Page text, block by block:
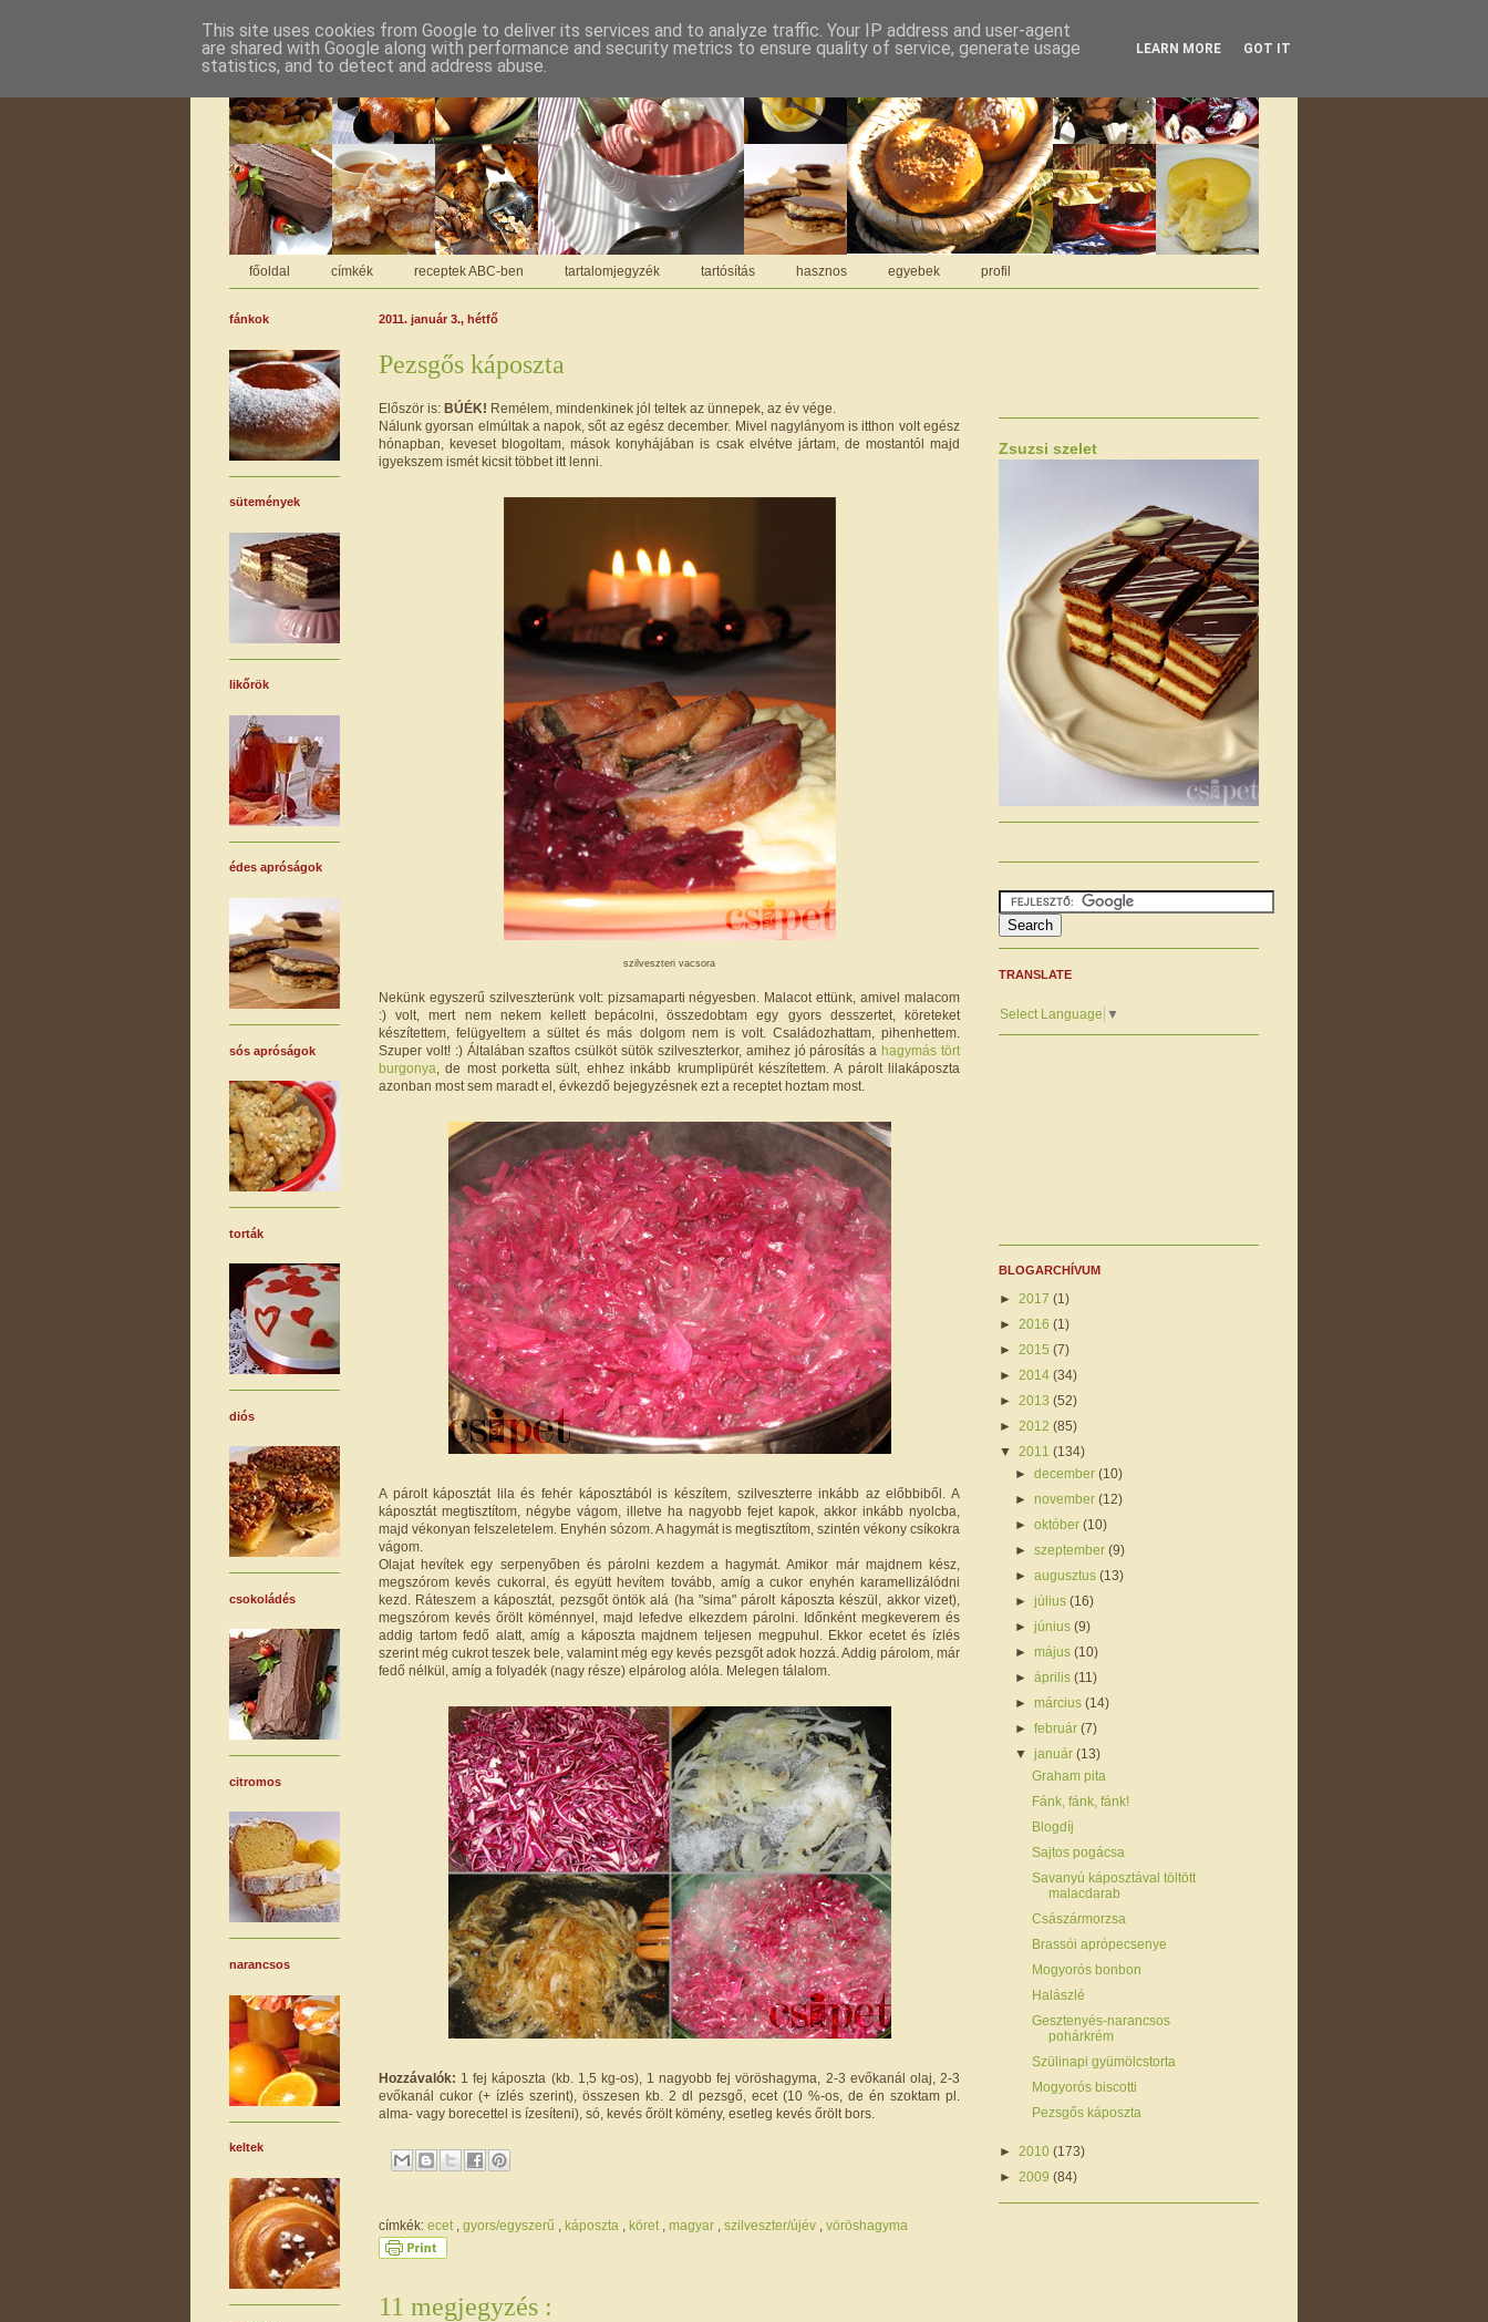
főoldal címkék receptek ABC-ben tartalomjegyzék tartósítás hasznos egyebek profil
2011. január 3., hétfő
Pezsgős káposzta
Először is: BÚÉK! Remélem, mindenkinek jól teltek az ünnepek, az év vége.
Nálunk gyorsan elmúltak a napok, sőt az egész december. Mivel nagylányom is itthon volt egész
hónapban, keveset blogoltam, mások konyhájában is csak elvétve jártam, de mostantól majd
igyekszem ismét kicsit többet itt lenni.
szilveszteri vacsora
Nekünk egyszerű szilveszterünk volt: pizsamaparti négyesben. Malacot ettünk, amivel malacom
:) volt, mert nem nekem kellett bepácolni, összedobtam egy gyors desszertet, köreteket
készítettem, felügyeltem a sültet és más dolgom nem is volt. Családozhattam, pihenhettem.
Szuper volt! :) Általában szaftos csülköt sütök szilveszterkor, amihez jó párosítás ahagymás tört
burgonya , de most porketta sült, ehhez inkább krumplipürét készítettem. A párolt lilakáposzta
azonban most sem maradt el, évkezdő bejegyzésnek ezt a receptet hoztam most.
A párolt káposztát lila és fehér káposztából is készítem, szilveszterre inkább az előbbiből. A
káposztát megtisztítom, négybe vágom, illetve ha nagyobb fejet kapok, akkor inkább nyolcba,
majd vékonyan felszeletelem. Enyhén sózom. A hagymát is megtisztítom, szintén vékony csíkokra
vágom.
Olajat hevítek egy serpenyőben és párolni kezdem a hagymát. Amikor már majdnem kész,
megszórom kevés cukorral, és együtt hevítem tovább, amíg a cukor enyhén karamellizálódni
kezd. Ráteszem a káposztát, pezsgőt öntök alá (ha "sima" párolt káposzta készül, akkor vizet),
megszórom kevés őrölt köménnyel, majd lefedve elkezdem párolni. Időnként megkeverem és
addig tartom fedő alatt, amíg a káposzta majdnem teljesen megpuhul. Ekkor ecetet és ízlés
szerint még cukrot teszek bele, valamint még egy kevés pezsgőt adok hozzá. Addig párolom, már
fedő nélkül, amíg a folyadék (nagy része) elpárolog alóla. Melegen tálalom.
Hozzávalók: 1 fej káposzta (kb. 1,5 kg-os), 1 nagyobb fej vöröshagyma, 2-3 evőkanál olaj, 2-3
evőkanál cukor (+ ízlés szerint), összesen kb. 2 dl pezsgő, ecet (10 %-os, de én szoktam pl.
alma- vagy borecettel is ízesíteni), só, kevés őrölt kömény, esetleg kevés őrölt bors.
címkék: ecet gyors/egyszerű káposzta köret magyar szilveszter/újév vöröshagyma
11 megjegyzés :
fánkok
sütemények
likőrök
édes apróságok
sós apróságok
torták
diós
csokoládés
citromos
narancsos
keltek
Zsuzsi szelet
TRANSLATE
Select Language ▼
BLOGARCHÍVUM
► 2017 (1)
► 2016 (1)
► 2015 (7)
► 2014 (34)
► 2013 (52)
► 2012 (85)
▼ 2011 (134)
►december(10)
►november(12)
►október(10)
►szeptember(9)
►augusztus(13)
►július(16)
►június(9)
►május(10)
►április(11)
►március(14)
►február(7)
▼január(13)
Graham pita
Fánk, fánk, fánk!
Blogdíj
Sajtos pogácsa
Savanyú káposztával töltött
malacdarab
Császármorzsa
Brassói aprópecsenye
Mogyorós bonbon
Halászlé
Gesztenyés-narancsos
pohárkrém
Szülinapi gyümölcstorta
Mogyorós biscotti
Pezsgős káposzta
► 2010 (173)
► 2009 (84)
This site uses cookies from Google to deliver its services and to analyze traffic. Your IP address and user-agent
are shared with Google along with performance and security metrics to ensure quality of service, generate usage
statistics, and to detect and address abuse.
LEARN MORE GOT IT